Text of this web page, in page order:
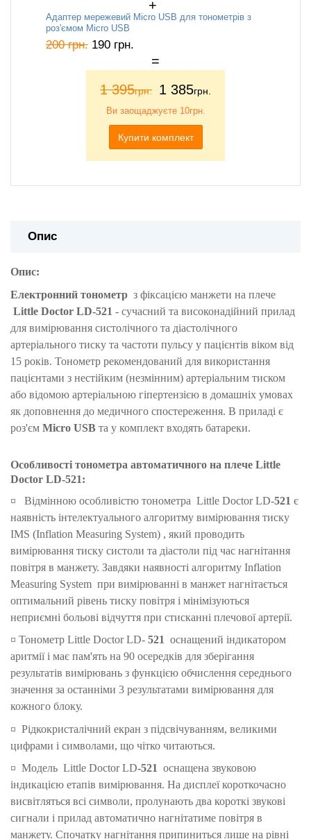
Адаптер мережевий Micro USB для тонометрів з
роз'ємом Micro USB
200грн. 190 грн.
1 395грн. 1 385грн.
Ви заощаджуєте 10грн.
Купити комплект
Опис
Опис:
Електронний тонометр з фіксацією манжети на плече
Little Doctor LD-521 - сучасний та високонадійний прилад
для вимірювання систолічного та діастолічного
артеріального тиску та частоти пульсу у пацієнтів віком від
15 років. Тонометр рекомендований для використання
пацієнтами з нестійким (незмінним) артеріальним тиском
або відомою артеріальною гіпертензією в домашніх умовах
як доповнення до медичного спостереження. В приладі є
роз'єм Micro USB та у комплект входять батареки.
Особливості тонометра автоматичного на плече Little
Doctor LD-521:
¤ Відмінною особливістю тонометра Little Doctor LD-521 є
наявність інтелектуального алгоритму вимірювання тиску
IMS (Inflation Measuring System) , який проводить
вимірювання тиску систоли та діастоли під час нагнітання
повітря в манжету. Завдяки наявності алгоритму Inflation
Measuring System при вимірюванні в манжет нагнітається
оптимальний рівень тиску повітря і мінімізуються
неприємні больові відчуття при стисканні плечової артерії.
¤ Тонометр Little Doctor LD- 521 оснащений індикатором
аритмії і має пам'ять на 90 осередків для зберігання
результатів вимірювань з функцією обчислення середнього
значення за останніми 3 результатами вимірювання для
кожного блоку.
¤ Рідкокристалічний екран з підсвічуванням, великими
цифрами і символами, що чітко читаються.
¤ Модель Little Doctor LD-521 оснащена звуковою
індикацією етапів вимірювання. На дисплеї короткочасно
висвітляться всі символи, пролунають два короткі звукові
сигнали і прилад автоматично нагнітатиме повітря в
манжету. Спочатку нагнітання припиниться лише на рівні